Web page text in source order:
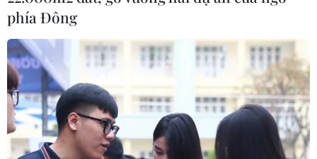
07/08/2026 07:17
"Doanh nghiệp phải là lực lượng
nòng cốt phát triển công nghệ chiến
lược"
07/08/2026 07:09
phía Đông